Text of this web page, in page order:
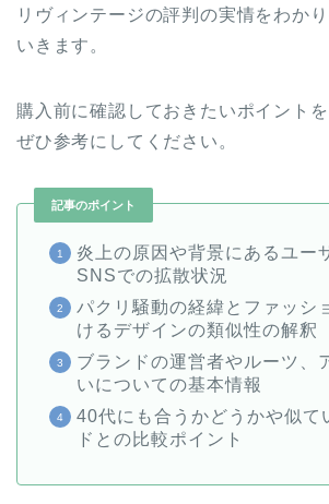
リヴィンテージの評判の実情をわか
いきます。
購入前に確認しておきたいポイントを
ぜひ参考にしてください。
記事のポイント
炎上の原因や背景にあるユー
SNSでの拡散状況
パクリ騒動の経緯とファッシ
けるデザインの類似性の解釈
ブランドの運営者やルーツ、
いについての基本情報
40代にも合うかどうかや似て
ドとの比較ポイント